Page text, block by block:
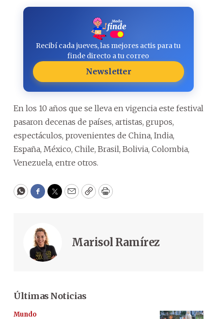
Recibí cada jueves, las mejores actis para tu
finde directo a tu correo
Newsletter
En los 10 años que se lleva en vigencia este festival
pasaron decenas de países, artistas, grupos,
espectáculos, provenientes de China, India,
España, México, Chile, Brasil, Bolivia, Colombia,
Venezuela, entre otros.
WhatsApp
Facebook
Twitter
EmailCopyPrint
Marisol Ramírez
Últimas Noticias
Mundo